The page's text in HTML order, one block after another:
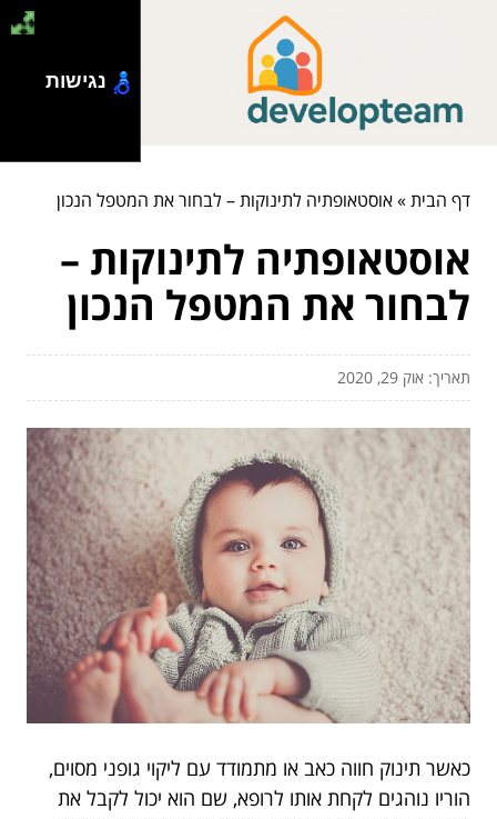
דף הבית»אוסטאופתיה לתינוקות – לבחור את המטפל הנכון
אוסטאופתיה לתינוקות –
לבחור את המטפל הנכון
תאריך: אוק 29, 2020
כאשר תינוק חווה כאב או מתמודד עם ליקוי גופני מסוים,
הוריו נוהגים לקחת אותו לרופא, שם הוא יכול לקבל את
נגישות